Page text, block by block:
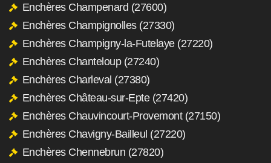
Enchères Champenard (27600)
Enchères Champignolles (27330)
Enchères Champigny-la-Futelaye (27220)
Enchères Chanteloup (27240)
Enchères Charleval (27380)
Enchères Château-sur-Epte (27420)
Enchères Chauvincourt-Provemont (27150)
Enchères Chavigny-Bailleul (27220)
Enchères Chennebrun (27820)